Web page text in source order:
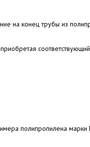
на конец трубы из
полипропилена марки